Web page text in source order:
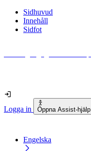
Sidhuvud
Innehåll
Sidfot
Logga in Öppna Assist-hjälp
Engelska